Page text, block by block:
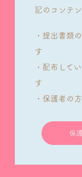
記のコンテ
・提出書類
す
・配布して
す
・保護者の
保